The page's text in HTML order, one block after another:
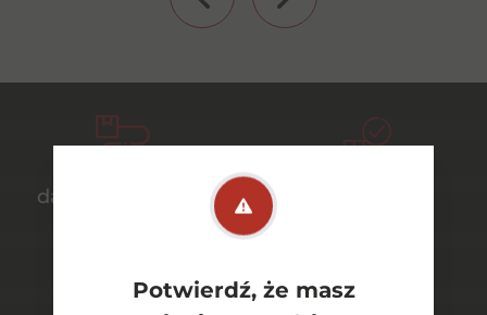
Potwierdź, że masz
darmowa dostawa